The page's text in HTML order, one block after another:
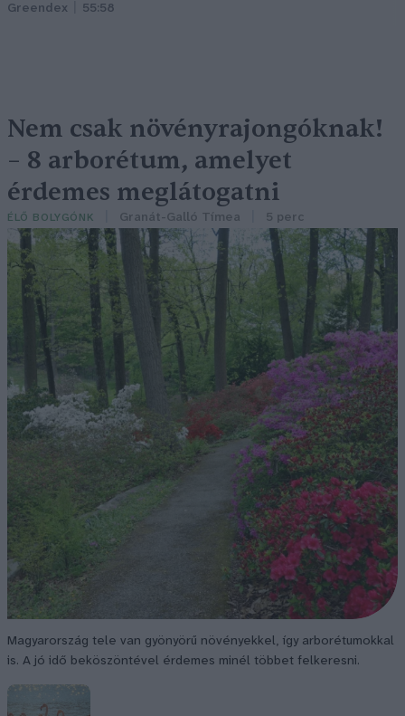
Greendex 55:58
Nem csak növényrajongóknak!
– 8 arborétum, amelyet
érdemes meglátogatni
ÉLŐ BOLYGÓNK Granát-Galló Tímea 5 perc
Magyarország tele van gyönyörű növényekkel, így arborétumokkal
is. A jó idő beköszöntével érdemes minél többet felkeresni.